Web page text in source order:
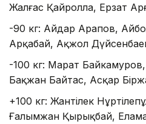
Жалғас Қайролла, Ерзат
-90 кг: Айдар Арапов,
Арқабай, Ақжол
-100 кг: Марат
Бақжан Байтас, Асқар
+100 кг: Жантілек
Ғалымжан Қырықбай,